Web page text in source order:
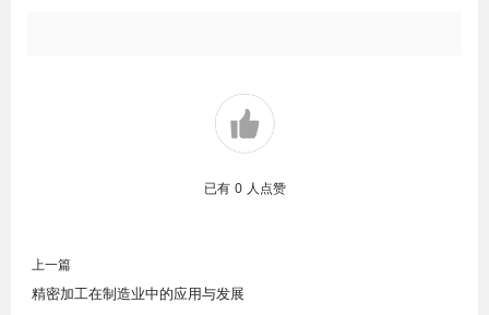
已有 0 人点赞
上一篇
精密加工在制造业中的应用与发展